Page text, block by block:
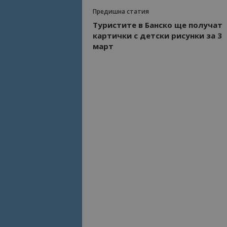
Предишна статия
Туристите в Банско ще получат
картички с детски рисунки за 3
март
Име
Име
sc_is_visitor_unique